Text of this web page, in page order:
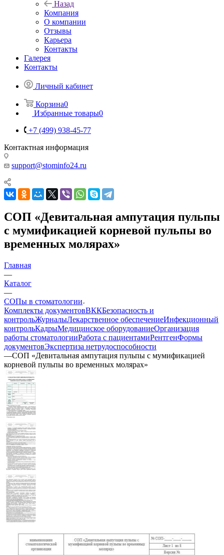
Назад
Компания
О компании
Отзывы
Карьера
Контакты
Галерея
Контакты
Личный кабинет
Корзина0
Избранные товары0
+7 (499) 938-45-77
Контактная информация
support@stominfo24.ru
СОП «Девитальная ампутация пульпы
с мумификацией корневой пульпы во
временных молярах»
Главная
—
Каталог
—
СОПы в стоматологии
Комплекты документовВККБезопасность и
контрольЖурналыЛекарственное обеспечениеИнфекционный
контрольКадрыМедицинское оборудованиеОрганизация
работы стоматологииРабота с пациентамиРентгенФормы
документовЭкспертиза нетрудоспособности
—СОП «Девитальная ампутация пульпы с мумификацией
корневой пульпы во временных молярах»